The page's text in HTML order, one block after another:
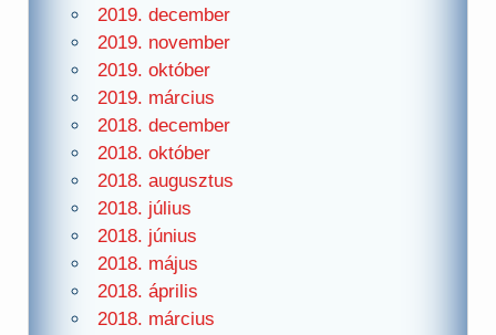
2019. december
2019. november
2019. október
2019. március
2018. december
2018. október
2018. augusztus
2018. július
2018. június
2018. május
2018. április
2018. március